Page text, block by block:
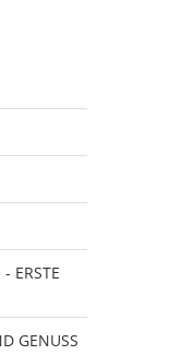
ERSTE
GENUSS